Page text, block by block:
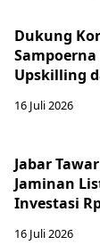
Dukung
Upskilling
16 Juli 2026
Jabar
Jaminan
Investasi
16 Juli 2026